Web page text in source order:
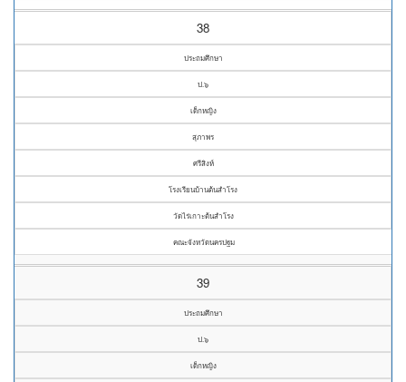
38
ประถมศึกษา
ป.๖
เด็กหญิง
สุภาพร
ศรีสิงห์
โรงเรียนบ้านต้นสำโรง
วัดไร่เกาะต้นสำโรง
คณะจังหวัดนครปฐม
39
ประถมศึกษา
ป.๖
เด็กหญิง